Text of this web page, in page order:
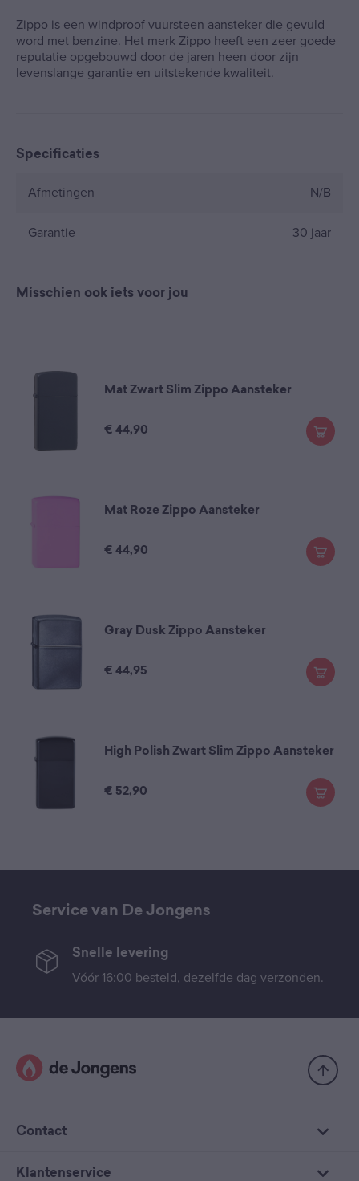
Zippo is een windproof vuursteen aansteker die gevuld
word met benzine. Het merk Zippo heeft een zeer goede
reputatie opgebouwd door de jaren heen door zijn
levenslange garantie en uitstekende kwaliteit.
Specificaties
Afmetingen N/B
Garantie 30 jaar
Misschien ook iets voor jou
Mat Zwart Slim Zippo Aansteker
€ 44,90
Mat Roze Zippo Aansteker
€ 44,90
Gray Dusk Zippo Aansteker
€ 44,95
High Polish Zwart Slim Zippo Aansteker
€ 52,90
Service van De Jongens
Snelle levering
Vóór 16:00 besteld, dezelfde dag verzonden.
Contact
Klantenservice